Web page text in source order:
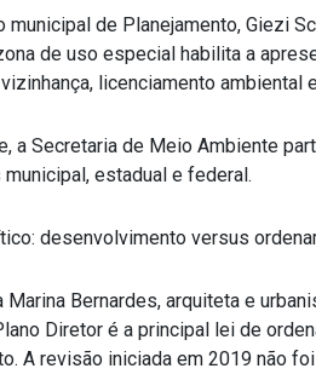
municipal de Planejamento, Giezi
de uso especial habilita a
licenciamento
a Secretaria de Meio Ambiente
estadual e federal.
desenvolvimento versus
Marina Bernardes, arquiteta e
Diretor é a principal lei de
A revisão iniciada em 2019 não